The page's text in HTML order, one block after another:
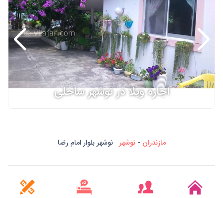
اجاره ویلا در نوشهر ساحلی
مازندران- نوشهرنوشهر بلوار امام رضا